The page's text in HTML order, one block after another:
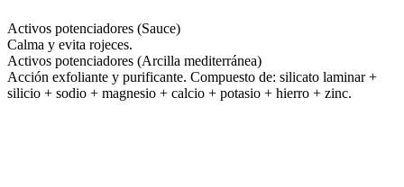
Activos potenciadores (Sauce)
Calma y evita rojeces.
Activos potenciadores (Arcilla mediterránea)
Acción exfoliante y purificante. Compuesto de: silicato laminar +
silicio + sodio + magnesio + calcio + potasio + hierro + zinc.